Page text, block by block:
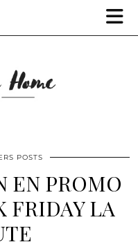
POSTS
EN PROMO
FRIDAY LA